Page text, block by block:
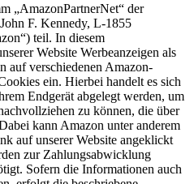
„AmazonPartnerNet“ der
F. Kennedy, L-1855
teil. In diesem
Website Werbeanzeigen als
auf verschiedenen Amazon-
ein. Hierbei handelt es sich
Endgerät abgelegt werden, um
zu können, die über
kann Amazon unter anderem
auf unserer Website angeklickt
zur Zahlungsabwicklung
Sofern die Informationen auch